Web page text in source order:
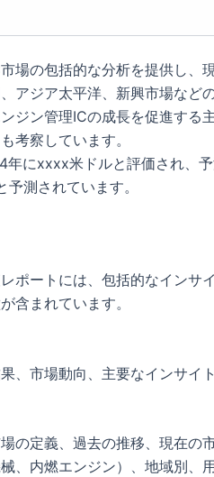
場の包括的な分析を提供し、
アジア太平洋、新興市場など
ジン管理ICの成長を促進する
考察しています。
にxxxx米ドルと評価され、
測されています。
ポートには、包括的なインサ
含まれています。
、市場動向、主要なインサイ
の定義、過去の推移、現在の
、内燃エンジン）、地域別、